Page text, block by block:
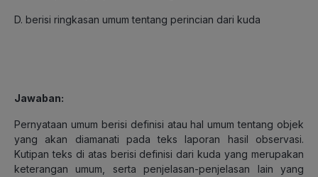
D. berisi ringkasan umum tentang perincian dari kuda
Jawaban:
Pernyataan umum berisi definisi atau hal umum tentang objek
yang akan diamanati pada teks laporan hasil observasi.
Kutipan teks di atas berisi definisi dari kuda yang merupakan
keterangan umum, serta penjelasan-penjelasan lain yang